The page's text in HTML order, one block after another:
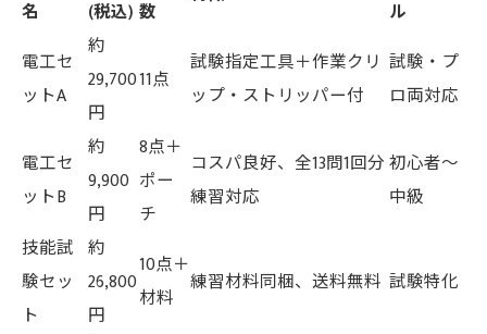
名
(税込) 数
ル
電工セ
ットA
約
29,700
円
11点
試験指定工具＋作業クリ
ップ・ストリッパー付
試験・プ
ロ両対応
電工セ
ットB
約
9,900
円
8点＋
ポー
チ
コスパ良好、全13問1回分
練習対応
初心者～
中級
技能試
験セッ
ト
約
26,800
円
10点＋
材料
練習材料同梱、送料無料 試験特化